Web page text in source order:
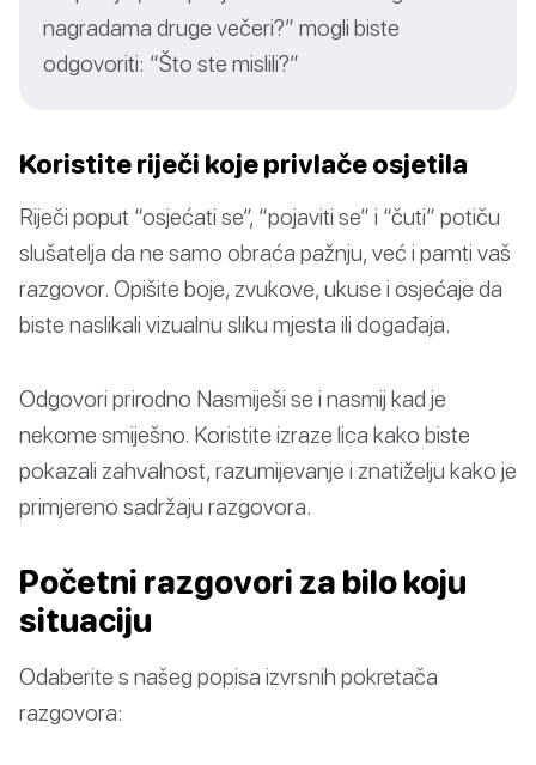
nagradama druge večeri?” mogli biste
odgovoriti: “Što ste mislili?”
Koristite riječi koje privlače osjetila
Riječi poput “osjećati se”, “pojaviti se” i “čuti” potiču
slušatelja da ne samo obraća pažnju, već i pamti vaš
razgovor. Opišite boje, zvukove, ukuse i osjećaje da
biste naslikali vizualnu sliku mjesta ili događaja.
Odgovori prirodno Nasmiješi se i nasmij kad je
nekome smiješno. Koristite izraze lica kako biste
pokazali zahvalnost, razumijevanje i znatiželju kako je
primjereno sadržaju razgovora.
Početni razgovori za bilo koju
situaciju
Odaberite s našeg popisa izvrsnih pokretača
razgovora: